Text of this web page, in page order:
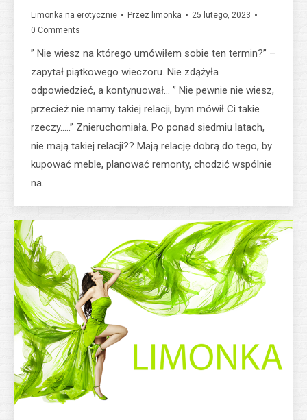
Limonka na erotycznie Przez limonka
25 lutego, 2023
0 Comments
” Nie wiesz na którego umówiłem sobie ten termin?” –
zapytał piątkowego wieczoru. Nie zdążyła
odpowiedzieć, a kontynuował… ” Nie pewnie nie wiesz,
przecież nie mamy takiej relacji, bym mówił Ci takie
rzeczy…..” Znieruchomiała. Po ponad siedmiu latach,
nie mają takiej relacji?? Mają relację dobrą do tego, by
kupować meble, planować remonty, chodzić wspólnie
na…